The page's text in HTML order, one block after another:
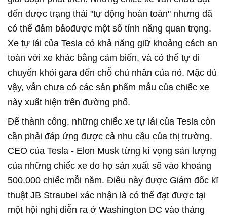
đến được trạng thái "tự động hoàn toàn" nhưng đã
có thể đảm bảođược một số tính năng quan trọng.
Xe tự lái của Tesla có khả năng giữ khoảng cách an
toàn với xe khác bằng cảm biến, và có thể tự di
chuyển khỏi gara đến chỗ chủ nhân của nó. Mặc dù
vậy, vẫn chưa có các sản phẩm mẫu của chiếc xe
này xuất hiện trên đường phố.
Để thành công, những chiếc xe tự lái của Tesla còn
cần phải đáp ứng được cả nhu cầu của thị trường.
CEO của Tesla - Elon Musk từng kì vọng sản lượng
của những chiếc xe do họ sản xuất sẽ vào khoảng
500.000 chiếc mỗi năm. Điều này được Giám đốc kĩ
thuật JB Straubel xác nhận là có thể đạt được tại
một hội nghị diễn ra ở Washington DC vào tháng